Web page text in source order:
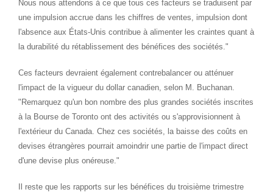
Nous nous attendons à ce que tous ces facteurs se traduisent par
une impulsion accrue dans les chiffres de ventes, impulsion dont
l'absence aux États-Unis contribue à alimenter les craintes quant à
la durabilité du rétablissement des bénéfices des sociétés."
Ces facteurs devraient également contrebalancer ou atténuer
l'impact de la vigueur du dollar canadien, selon M. Buchanan.
"Remarquez qu'un bon nombre des plus grandes sociétés inscrites
à la Bourse deToronto ont des activités ou s'approvisionnent à
l'extérieur duCanada. Chez ces sociétés, la baisse des coûts en
devises étrangères pourrait amoindrir une partie de l'impact direct
d'une devise plus onéreuse."
Il reste que les rapports sur les bénéfices du troisième trimestre